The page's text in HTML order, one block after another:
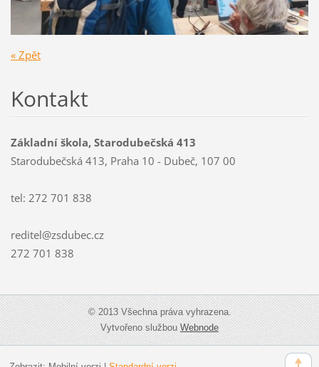
« Zpět
Kontakt
Základní škola, Starodubečská 413
Starodubečská 413, Praha 10 - Dubeč, 107 00
tel: 272 701 838
reditel@zsdubec.cz
272 701 838
© 2013 Všechna práva vyhrazena.
Vytvořeno službouWebnode